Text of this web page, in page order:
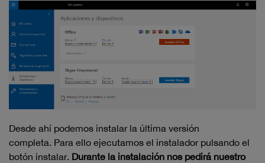
Desde ahí podemos instalar la última versión
completa. Para ello ejecutamos el instalador pulsando el
botón instalar. Durante la instalación nos pedirá nuestro